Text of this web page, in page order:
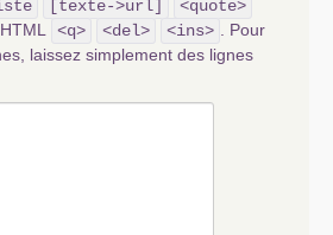
[texte->url]
<quote>
<q> <del> <ins>
. Pour
laissez simplement des lignes